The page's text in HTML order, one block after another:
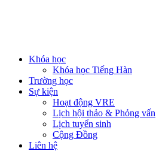
Khóa học
Khóa học Tiếng Hàn
Trường học
Sự kiện
Hoạt động VRE
Lịch hội thảo & Phỏng vấn
Lịch tuyển sinh
Cộng Đồng
Liên hệ